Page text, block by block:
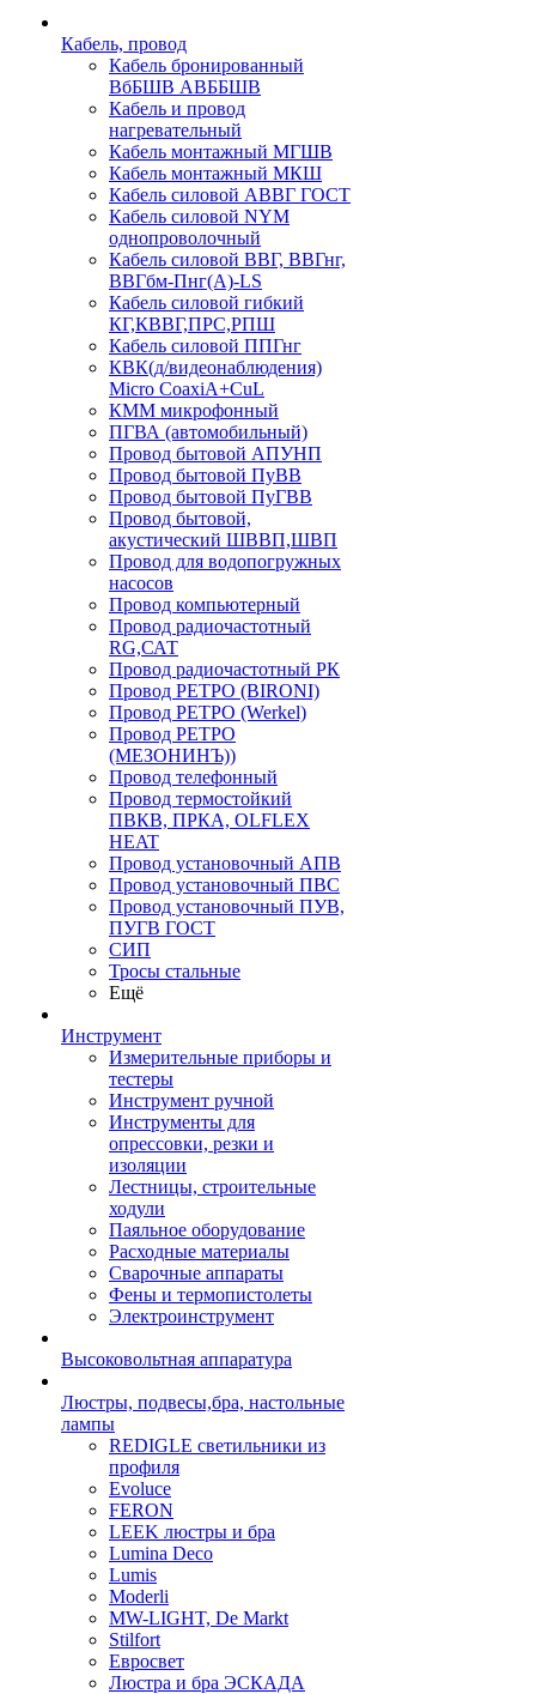
Кабель, провод
Кабель бронированный
ВбБШВ АВББШВ
Кабель и провод
нагревательный
Кабель монтажный МГШВ
Кабель монтажный МКШ
Кабель силовой АВВГ ГОСТ
Кабель силовой NYM
однопроволочный
Кабель силовой ВВГ, ВВГнг,
ВВГбм-Пнг(А)-LS
Кабель силовой гибкий
КГ,КВВГ,ПРС,РПШ
Кабель силовой ППГнг
КВК(д/видеонаблюдения)
Micro CoaxiA+CuL
КММ микрофонный
ПГВА (автомобильный)
Провод бытовой АПУНП
Провод бытовой ПуВВ
Провод бытовой ПуГВВ
Провод бытовой,
акустический ШВВП,ШВП
Провод для водопогружных
насосов
Провод компьютерный
Провод радиочастотный
RG,САТ
Провод радиочастотный РК
Провод РЕТРО (BIRONI)
Провод РЕТРО (Werkel)
Провод РЕТРО
(МЕЗОНИНЪ))
Провод телефонный
Провод термостойкий
ПВКВ, ПРКА, OLFLEX
HEAT
Провод установочный АПВ
Провод установочный ПВС
Провод установочный ПУВ,
ПУГВ ГОСТ
СИП
Тросы стальные
Ещё
Инструмент
Измерительные приборы и
тестеры
Инструмент ручной
Инструменты для
опрессовки, резки и
изоляции
Лестницы, строительные
ходули
Паяльное оборудование
Расходные материалы
Сварочные аппараты
Фены и термопистолеты
Электроинструмент
Высоковольтная аппаратура
Люстры, подвесы,бра, настольные
лампы
REDIGLE светильники из
профиля
Evoluce
FERON
LEEK люстры и бра
Lumina Deco
Lumis
Moderli
MW-LIGHT, De Markt
Stilfort
Евросвет
Люстра и бра ЭСКАДА